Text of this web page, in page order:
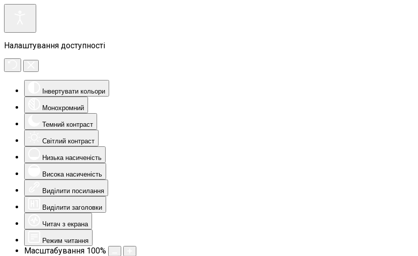
Налаштування доступності
Інвертувати кольори
Монохромний
Темний контраст
Світлий контраст
Низька насиченість
Висока насиченість
Виділити посилання
Виділити заголовки
Читач з екрана
Режим читання
Масштабування 100%